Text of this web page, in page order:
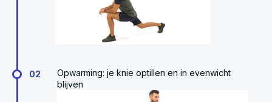
02
Opwarming: je knie optillen en in evenwicht
blijven